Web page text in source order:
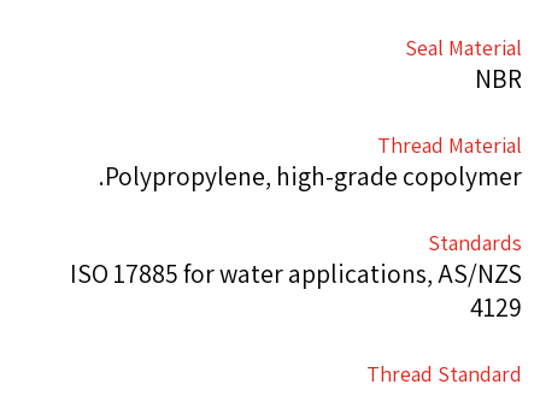
Seal Material
NBR
Thread Material
Polypropylene, high-grade copolymer.
Standards
ISO 17885 for water applications, AS/NZS
4129
Thread Standard